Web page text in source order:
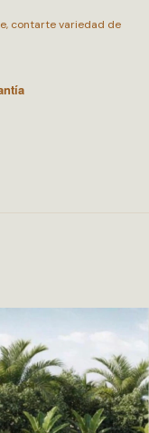
contarte variedad de